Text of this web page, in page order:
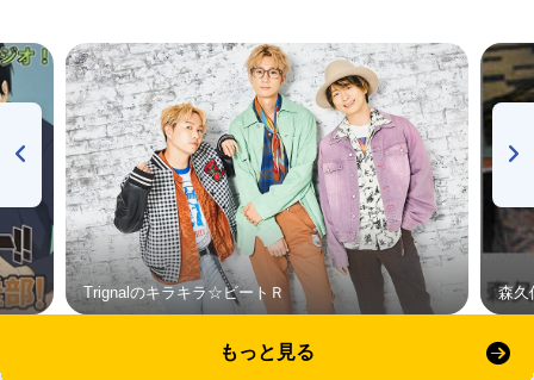
Trignalのキラキラ☆ビートＲ 森久
もっと見る